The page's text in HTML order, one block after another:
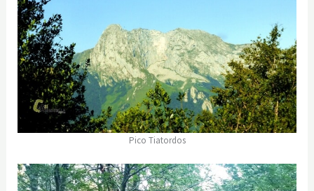
Pico Tiatordos